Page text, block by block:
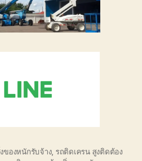
ของหนักรับจ้าง, รถติดเครน สูงติดต้อง